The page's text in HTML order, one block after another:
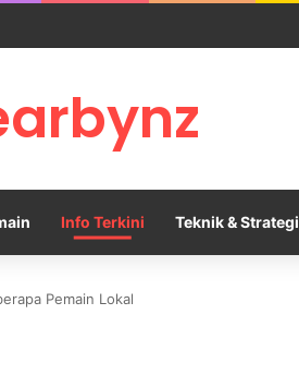
Mengusik Rencana Real Madrid
Info Terkini Teknik & Strategi
Pemain Lokal